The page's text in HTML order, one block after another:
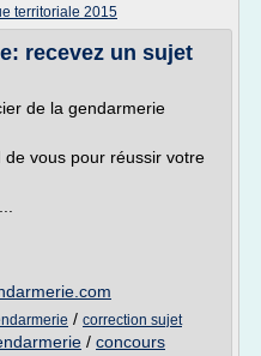
territoriale 2015
recevez un sujet
de la gendarmerie
vous pour réussir votre
/ correction sujet
/ concours